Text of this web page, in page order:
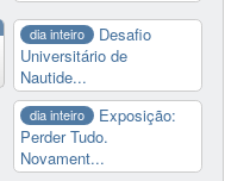
dia inteiro
Desafio
Universitário de
Nautide...
dia inteiro
Exposição:
Perder Tudo.
Novament...